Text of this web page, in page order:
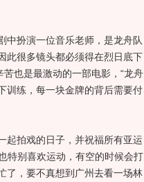
扮演一位音乐老师，是龙舟队
此很多镜头都必须得在烈日底下
也是最激动的一部电影，“龙舟
训练，每一块金牌的背后需要付
拍戏的日子，并祝福所有亚运
特别喜欢运动，有空的时候会打
了，要不真想到广州去看一场林